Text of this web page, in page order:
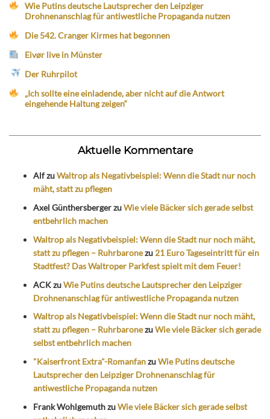
Wie Putins deutsche Lautsprecher den Leipziger
Drohnenanschlag für antiwestliche Propaganda nutzen
Die 542. Cranger Kirmes hat begonnen
Eivør live in Münster
Der Ruhrpilot
„Ich sollte eine einladende, aber nicht auf die Antwort
eingehende Haltung zeigen“
Aktuelle Kommentare
AlfzuWaltrop als Negativbeispiel: Wenn die Stadt nur noch
mäht, statt zu pflegen
Axel GünthersbergerzuWie viele Bäcker sich gerade selbst
entbehrlich machen
Waltrop als Negativbeispiel: Wenn die Stadt nur noch mäht,
statt zu pflegen – Ruhrbaronezu 21 Euro Tageseintritt für ein
Stadtfest? Das Waltroper Parkfest spielt mit dem Feuer!
ACKzuWie Putins deutsche Lautsprecher den Leipziger
Drohnenanschlag für antiwestliche Propaganda nutzen
Waltrop als Negativbeispiel: Wenn die Stadt nur noch mäht,
statt zu pflegen – RuhrbaronezuWie viele Bäcker sich gerade
selbst entbehrlich machen
"Kaiserfront Extra"-RomanfanzuWie Putins deutsche
Lautsprecher den Leipziger Drohnenanschlag für
antiwestliche Propaganda nutzen
Frank WohlgemuthzuWie viele Bäcker sich gerade selbst